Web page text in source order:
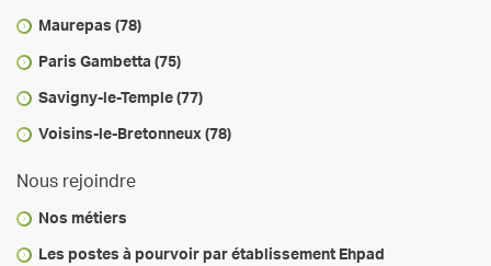
Maurepas (78)
Paris Gambetta (75)
Savigny-le-Temple (77)
Voisins-le-Bretonneux (78)
Nous rejoindre
Nos métiers
Les postes à pourvoir par établissement Ehpad